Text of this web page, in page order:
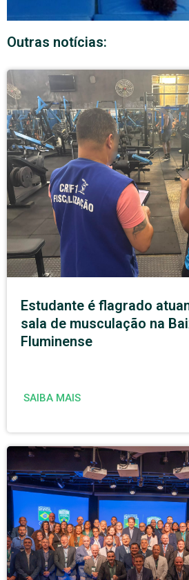
Outras notícias:
Estudante é flagrado
sala de musculação na
Fluminense
SAIBA MAIS